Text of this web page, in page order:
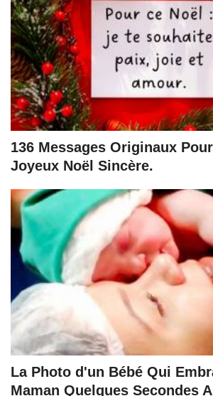
136 Messages Originaux
Joyeux Noël Sincère.
La Photo d'un Bébé Qui
Maman Quelques Secondes